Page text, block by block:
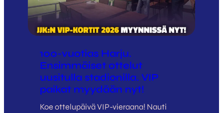
100-vuotias Harju.
Ensimmäiset ottelut
uusitulla stadionilla. VIP
paikat myydään nyt!
Koe ottelupäivä VIP-vieraana! Nauti